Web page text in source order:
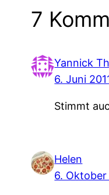
7
Yannick
6. Juni
Stimmt
Helen
6. Oktober